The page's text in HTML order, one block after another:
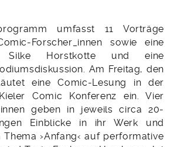
umfasst 11 Vorträge
Forscher_innen sowie eine
Silke Horstkotte und eine
Am Freitag, den
eine Comic-Lesung in der
Comic Konferenz ein. Vier
geben in jeweils circa 20-
Einblicke in ihr Werk und
›Anfang‹ auf performative